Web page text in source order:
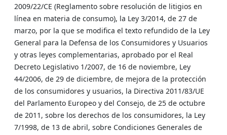
2009/22/CE (Reglamento sobre resolución de litigios en
línea en materia de consumo), la Ley 3/2014, de 27 de
marzo, por la que se modifica el texto refundido de la Ley
General para la Defensa de los Consumidores y Usuarios
y otras leyes complementarias, aprobado por el Real
Decreto Legislativo 1/2007, de 16 de noviembre, Ley
44/2006, de 29 de diciembre, de mejora de la protección
de los consumidores y usuarios, la Directiva 2011/83/UE
del Parlamento Europeo y del Consejo, de 25 de octubre
de 2011, sobre los derechos de los consumidores, la Ley
7/1998, de 13 de abril, sobre Condiciones Generales de